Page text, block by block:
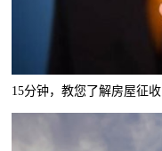
15分钟，教您了解房屋征收